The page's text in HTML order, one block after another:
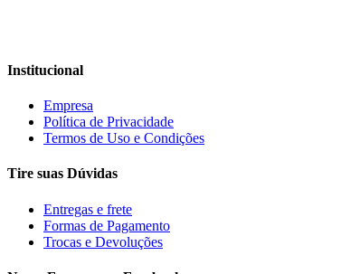
Institucional
Empresa
Política de Privacidade
Termos de Uso e Condições
Tire suas Dúvidas
Entregas e frete
Formas de Pagamento
Trocas e Devoluções